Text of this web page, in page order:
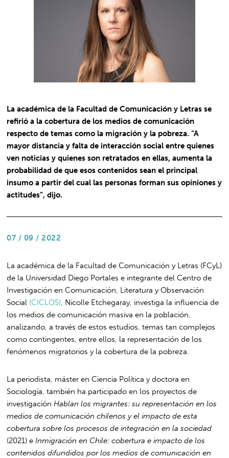
La académica de la Facultad de Comunicación y Letras se
refirió a la cobertura de los medios de comunicación
respecto de temas como la migración y la pobreza. “A
mayor distancia y falta de interacción social entre quienes
ven noticias y quienes son retratados en ellas, aumenta la
probabilidad de que esos contenidos sean el principal
insumo a partir del cual las personas forman sus opiniones y
actitudes”, dijo.
07 / 09 / 2022
La académica de la Facultad de Comunicación y Letras (FCyL)
de la Universidad Diego Portales e integrante del Centro de
Investigación en Comunicación, Literatura y Observación
Social (CICLOS) , Nicolle Etchegaray, investiga la influencia de
los medios de comunicación masiva en la población,
analizando, a través de estos estudios, temas tan complejos
como contingentes, entre ellos, la representación de los
fenómenos migratorios y la cobertura de la pobreza.
La periodista, máster en Ciencia Política y doctora en
Sociología, también ha participado en los proyectos de
investigación Hablan los migrantes: su representación en los
medios de comunicación chilenos y el impacto de esta
cobertura sobre los procesos de integración en la sociedad
(2021) e Inmigración en Chile: cobertura e impacto de los
contenidos difundidos por los medios de comunicación en